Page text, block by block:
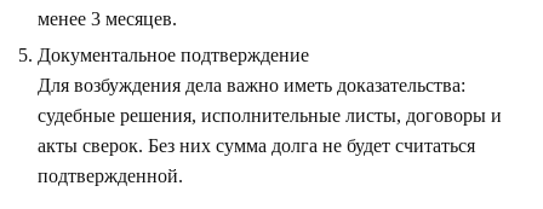
менее 3 месяцев.
Документальное подтверждение
Для возбуждения дела важно иметь доказательства:
судебные решения, исполнительные листы, договоры и
акты сверок. Без них сумма долга не будет считаться
подтвержденной.